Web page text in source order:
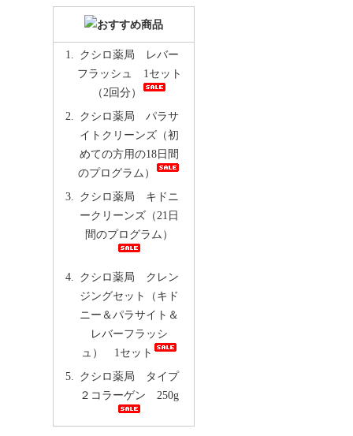
クシロ薬局 レバー
フラッシュ 1セット
（2回分）
クシロ薬局 パラサ
イトクリーンズ（初
めての方用の18日間
のプログラム）
クシロ薬局 キドニ
ークリーンズ（21日
間のプログラム）
クシロ薬局 クレン
ジングセット（キド
ニー＆パラサイト＆
レバーフラッシ
ュ） 1セット
クシロ薬局 タイプ
２コラーゲン 250g